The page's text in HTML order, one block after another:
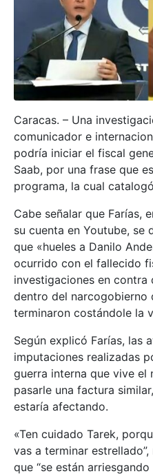
Caracas. – Una
comunicador e
podría iniciar el fiscal
Saab, por una frase que
programa, la cual
Cabe señalar que Farías,
su cuenta en Youtube, se
que «hueles a Danilo
ocurrido con el fallecido
investigaciones en
dentro del narcogobierno
terminaron costándole la
Según explicó Farías, las
imputaciones realizadas
guerra interna que vive el
pasarle una factura
estaría afectando.
«Ten cuidado Tarek,
vas a terminar
que “se están